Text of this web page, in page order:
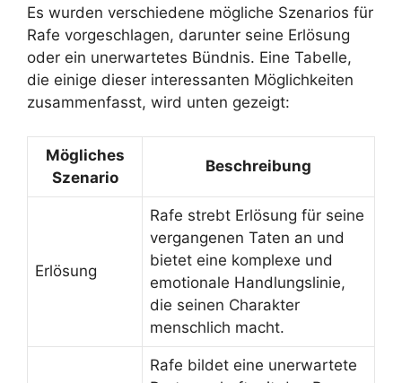
Es wurden verschiedene mögliche Szenarios für
Rafe vorgeschlagen, darunter seine Erlösung
oder ein unerwartetes Bündnis. Eine Tabelle,
die einige dieser interessanten Möglichkeiten
zusammenfasst, wird unten gezeigt:
Mögliches
Szenario
Beschreibung
Erlösung
Rafe strebt Erlösung für seine
vergangenen Taten an und
bietet eine komplexe und
emotionale Handlungslinie,
die seinen Charakter
menschlich macht.
Rafe bildet eine unerwartete